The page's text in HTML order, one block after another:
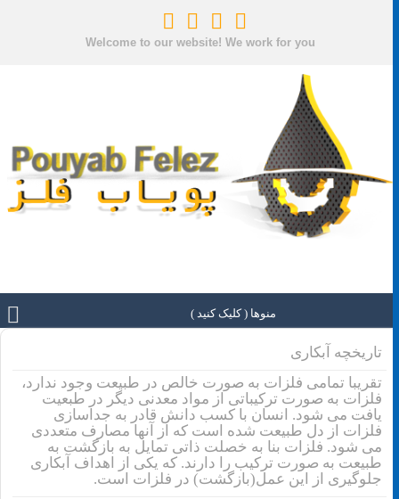
Welcome to our website! We work for you
منوها ( کلیک کنید )
تاریخچه آبکاری
تقریبا تمامی فلزات به صورت خالص در طبیعت وجود ندارد،
فلزات به صورت ترکیباتی از مواد معدنی دیگر در طبعیت
یافت می شود. انسان با کسب دانش قادر به جداسازی
فلزات از دل طبیعت شده است که از آنها مصارف متعددی
می شود. فلزات بنا به خصلت ذاتی تمایل به بازگشت به
طبیعت به صورت ترکیب را دارند. که یکی از اهداف آبکاری
جلوگیری از این عمل(بازگشت) در فلزات است.